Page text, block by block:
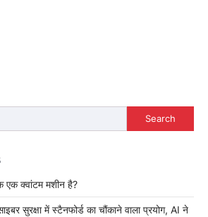
Search
एक क्वांटम मशीन है?
सुरक्षा में स्टैनफोर्ड का चौंकाने वाला प्रयोग, AI ने